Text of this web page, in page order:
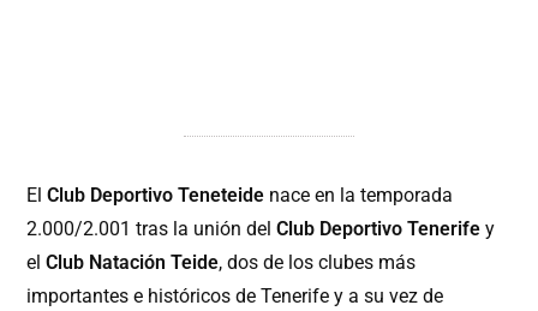
ElClub Deportivo Teneteide nace en la temporada
2.000/2.001 tras la unión delClub Deportivo Tenerife y
elClub Natación Teide, dos de los clubes más
importantes e históricos de Tenerife y a su vez de